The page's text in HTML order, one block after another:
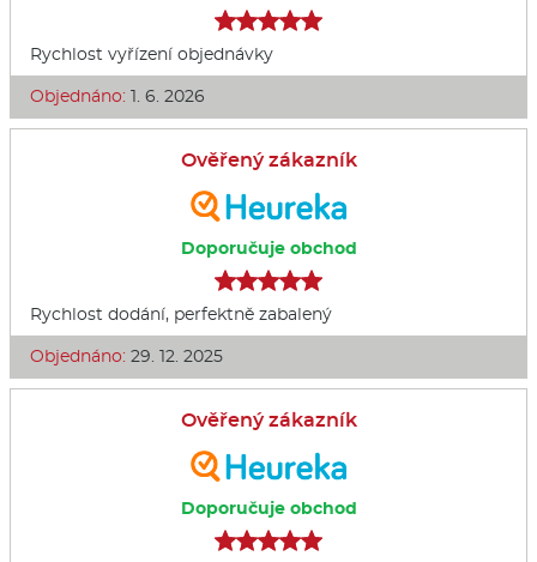
Rychlost vyřízení objednávky
Objednáno: 1. 6. 2026
Ověřený zákazník
Doporučuje obchod
Rychlost dodání, perfektně zabalený
Objednáno: 29. 12. 2025
Ověřený zákazník
Doporučuje obchod